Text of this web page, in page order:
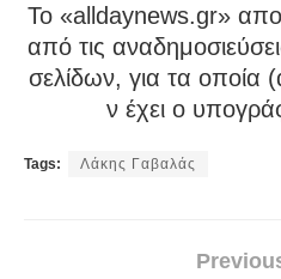
To «alldaynews.gr»
από τις
σελίδων, για τα οποία
ν έχει ο
Tags: Λάκης Γαβαλάς